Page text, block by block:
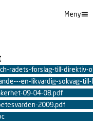
Meny
radets-forslag-till-
en-likvardig-sokvag-
09-04-08.pdf
2009.pdf